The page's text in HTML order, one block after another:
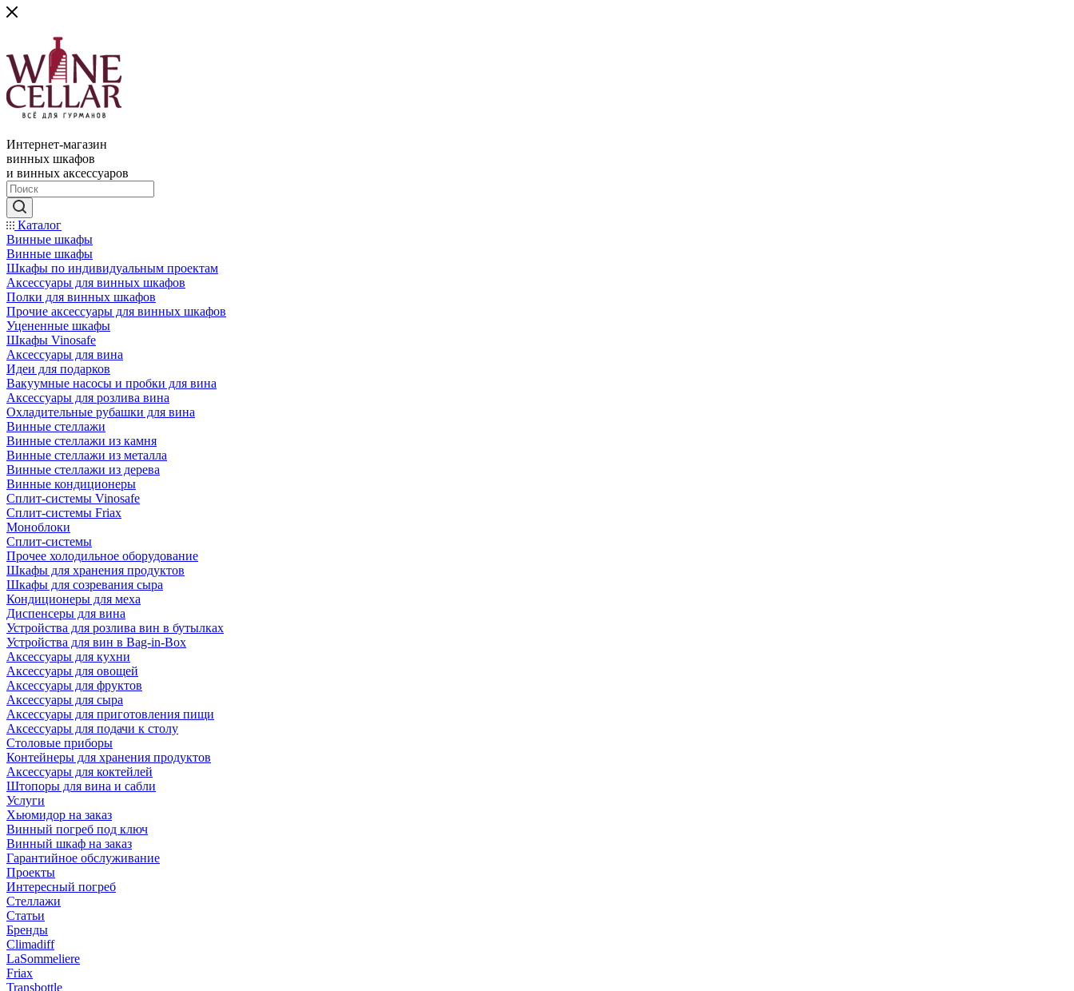
Интернет-магазин
винных шкафов
и винных аксессуаров
Каталог
Винные шкафы
Винные шкафы
Шкафы по индивидуальным проектам
Аксессуары для винных шкафов
Полки для винных шкафов
Прочие аксессуары для винных шкафов
Уцененные шкафы
Шкафы Vinosafe
Аксессуары для вина
Идеи для подарков
Вакуумные насосы и пробки для вина
Аксессуары для розлива вина
Охладительные рубашки для вина
Винные стеллажи
Винные стеллажи из камня
Винные стеллажи из металла
Винные стеллажи из дерева
Винные кондиционеры
Сплит-системы Vinosafe
Сплит-системы Friax
Моноблоки
Сплит-системы
Прочее холодильное оборудование
Шкафы для хранения продуктов
Шкафы для созревания сыра
Кондиционеры для меха
Диспенсеры для вина
Устройства для розлива вин в бутылках
Устройства для вин в Bag-in-Box
Аксессуары для кухни
Аксессуары для овощей
Аксессуары для фруктов
Аксессуары для сыра
Аксессуары для приготовления пищи
Аксессуары для подачи к столу
Столовые приборы
Контейнеры для хранения продуктов
Аксессуары для коктейлей
Штопоры для вина и сабли
Услуги
Хьюмидор на заказ
Винный погреб под ключ
Винный шкаф на заказ
Гарантийное обслуживание
Проекты
Интересный погреб
Стеллажи
Статьи
Бренды
Climadiff
LaSommeliere
Friax
Transbottle